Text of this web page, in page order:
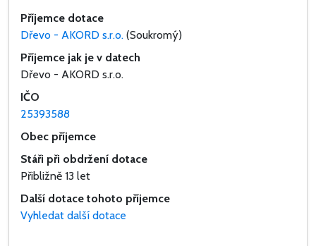
Příjemce dotace
Dřevo - AKORD s.r.o. (Soukromý)
Příjemce jak je v datech
Dřevo - AKORD s.r.o.
IČO
25393588
Obec příjemce
Stáři při obdržení dotace
Přibližně 13 let
Další dotace tohoto příjemce
Vyhledat další dotace